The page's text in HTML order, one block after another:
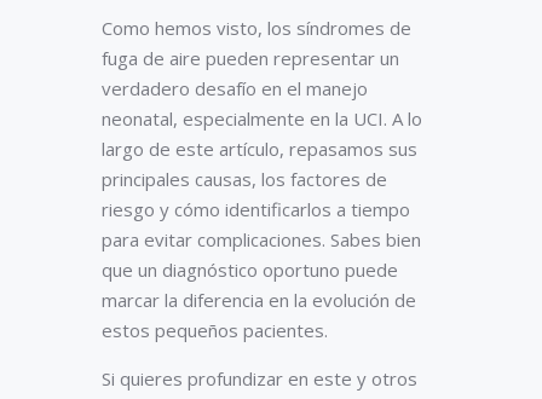
Como hemos visto, los síndromes de
fuga de aire pueden representar un
verdadero desafío en el manejo
neonatal, especialmente en la UCI. A lo
largo de este artículo, repasamos sus
principales causas, los factores de
riesgo y cómo identificarlos a tiempo
para evitar complicaciones. Sabes bien
que un diagnóstico oportuno puede
marcar la diferencia en la evolución de
estos pequeños pacientes.
Si quieres profundizar en este y otros